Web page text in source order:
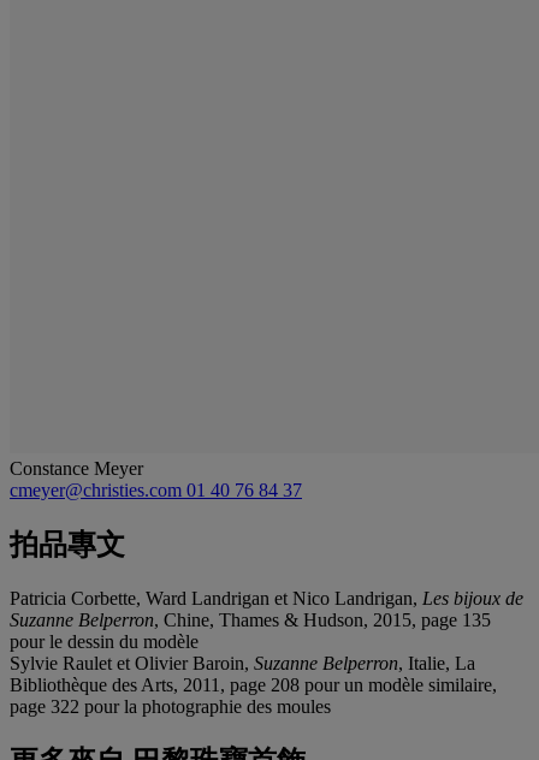
Constance Meyer
cmeyer@christies.com 01 40 76 84 37
拍品專文
Patricia Corbette, Ward Landrigan et Nico Landrigan, Les bijoux de
Suzanne Belperron, Chine, Thames & Hudson, 2015, page 135
pour le dessin du modèle
Sylvie Raulet et Olivier Baroin, Suzanne Belperron, Italie, La
Bibliothèque des Arts, 2011, page 208 pour un modèle similaire,
page 322 pour la photographie des moules